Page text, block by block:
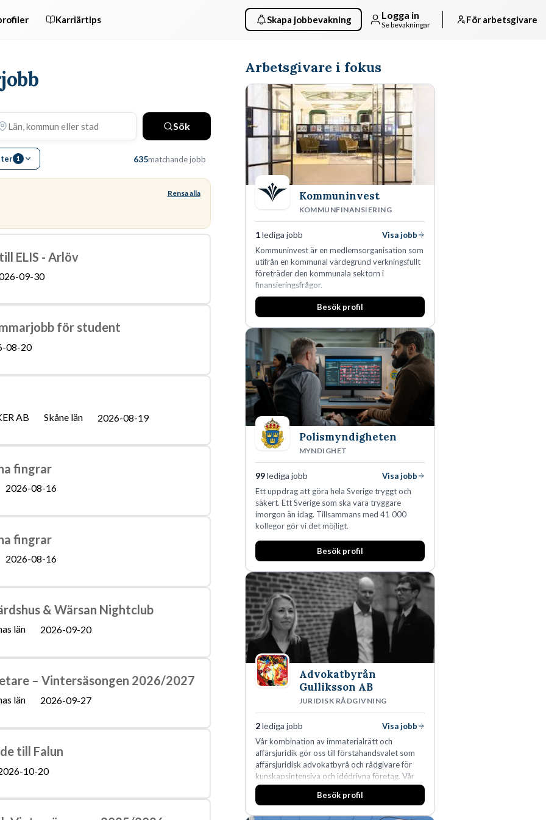
Karriärtips Skapa jobbevakning Logga in
Se bevakningar För arbetsgivare
Sök
1 635matchande jobb
Rensa alla
ELIS - Arlöv
09-30
för student
08-20
AB Skåne län 2026-08-19
fingrar
2026-08-16
fingrar
2026-08-16
& Wärsan Nightclub
län 2026-09-20
– Vintersäsongen 2026/2027
län 2026-09-27
till Falun
10-20
Arbetsgivare i fokus
Kommuninvest
KOMMUNFINANSIERING
1lediga jobb
Visa jobb
Kommuninvest är en medlemsorganisation som
utifrån en kommunal värdegrund verkningsfullt
företräder den kommunala sektorn i
finansieringsfrågor.
Besök profil
Polismyndigheten
MYNDIGHET
99lediga jobb
Visa jobb
Ett uppdrag att göra hela Sverige tryggt och
säkert. Ett Sverige som ska vara tryggare
imorgon än idag. Tillsammans med 41 000
kollegor gör vi det möjligt.
Besök profil
Advokatbyrån
Gulliksson AB
JURIDISK RÅDGIVNING
2lediga jobb
Visa jobb
Vår kombination av immaterialrätt och
affärsjuridik gör oss till förstahandsvalet som
affärsjuridisk advokatbyrå och rådgivare för
kunskapsintensiva och idédrivna företag. Vår
expertis inom IP-tillgångar har gett oss en
marknadsledande position. Våra klienter väljer
Besök profil